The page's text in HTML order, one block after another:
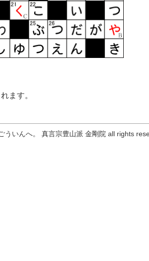
ます。
ういんへ。 真言宗豊山派 金剛院 all rights